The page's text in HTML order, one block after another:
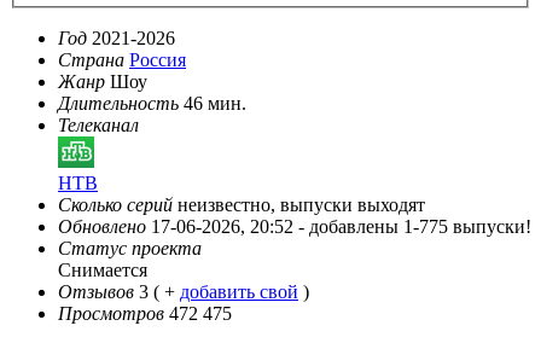
Год 2021-2026
Страна Россия
Жанр Шоу
Длительность 46 мин.
Телеканал
НТВ
Сколько серий неизвестно, выпуски выходят
Обновлено 17-06-2026, 20:52 - добавлены 1-775 выпуски!
Статус проекта
Снимается
Отзывов 3 ( + добавить свой )
Просмотров 472 475